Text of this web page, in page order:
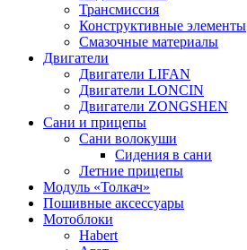
Трансмиссия
Конструктивные элементы
Смазочные материалы
Двигатели
Двигатели LIFAN
Двигатели LONCIN
Двигатели ZONGSHEN
Сани и прицепы
Сани волокуши
Сидения в сани
Летние прицепы
Модуль «Толкач»
Пошивные аксессуары
Мотоблоки
Habert